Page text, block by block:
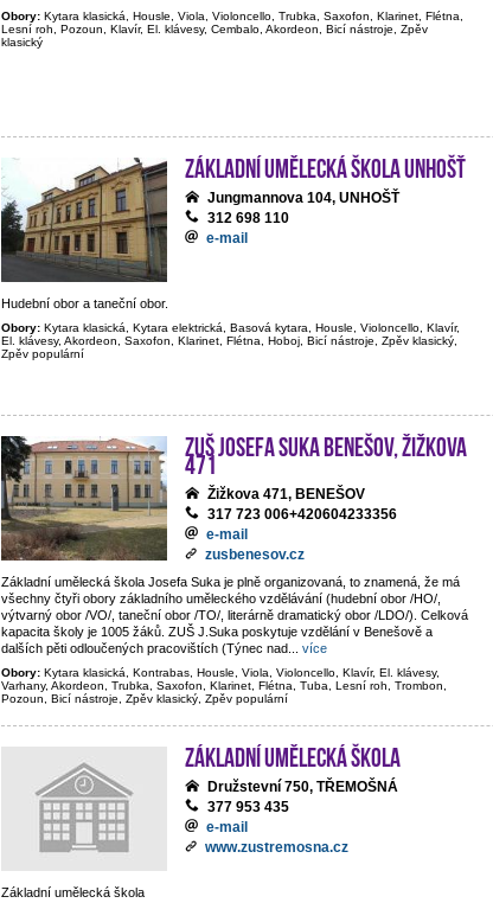
Obory: Kytara klasická, Housle, Viola, Violoncello, Trubka, Saxofon, Klarinet, Flétna,
Lesní roh, Pozoun, Klavír, El. klávesy, Cembalo, Akordeon, Bicí nástroje, Zpěv
klasický
Základní umělecká škola Unhošť
Jungmannova 104, UNHOŠŤ
312 698 110
e-mail
Hudební obor a taneční obor.
Obory: Kytara klasická, Kytara elektrická, Basová kytara, Housle, Violoncello, Klavír,
El. klávesy, Akordeon, Saxofon, Klarinet, Flétna, Hoboj, Bicí nástroje, Zpěv klasický,
Zpěv populární
ZUŠ Josefa Suka Benešov, Žižkova
471
Žižkova 471, BENEŠOV
317 723 006+420604233356
e-mail
zusbenesov.cz
Základní umělecká škola Josefa Suka je plně organizovaná, to znamená, že má
všechny čtyři obory základního uměleckého vzdělávání (hudební obor /HO/,
výtvarný obor /VO/, taneční obor /TO/, literárně dramatický obor /LDO/). Celková
kapacita školy je 1005 žáků. ZUŠ J.Suka poskytuje vzdělání v Benešově a
dalších pěti odloučených pracovištích (Týnec nad
více
Obory: Kytara klasická, Kontrabas, Housle, Viola, Violoncello, Klavír, El. klávesy,
Varhany, Akordeon, Trubka, Saxofon, Klarinet, Flétna, Tuba, Lesní roh, Trombon,
Pozoun, Bicí nástroje, Zpěv klasický, Zpěv populární
Základní umělecká škola
Družstevní 750, TŘEMOŠNÁ
377 953 435
e-mail
www.zustremosna.cz
Základní umělecká škola